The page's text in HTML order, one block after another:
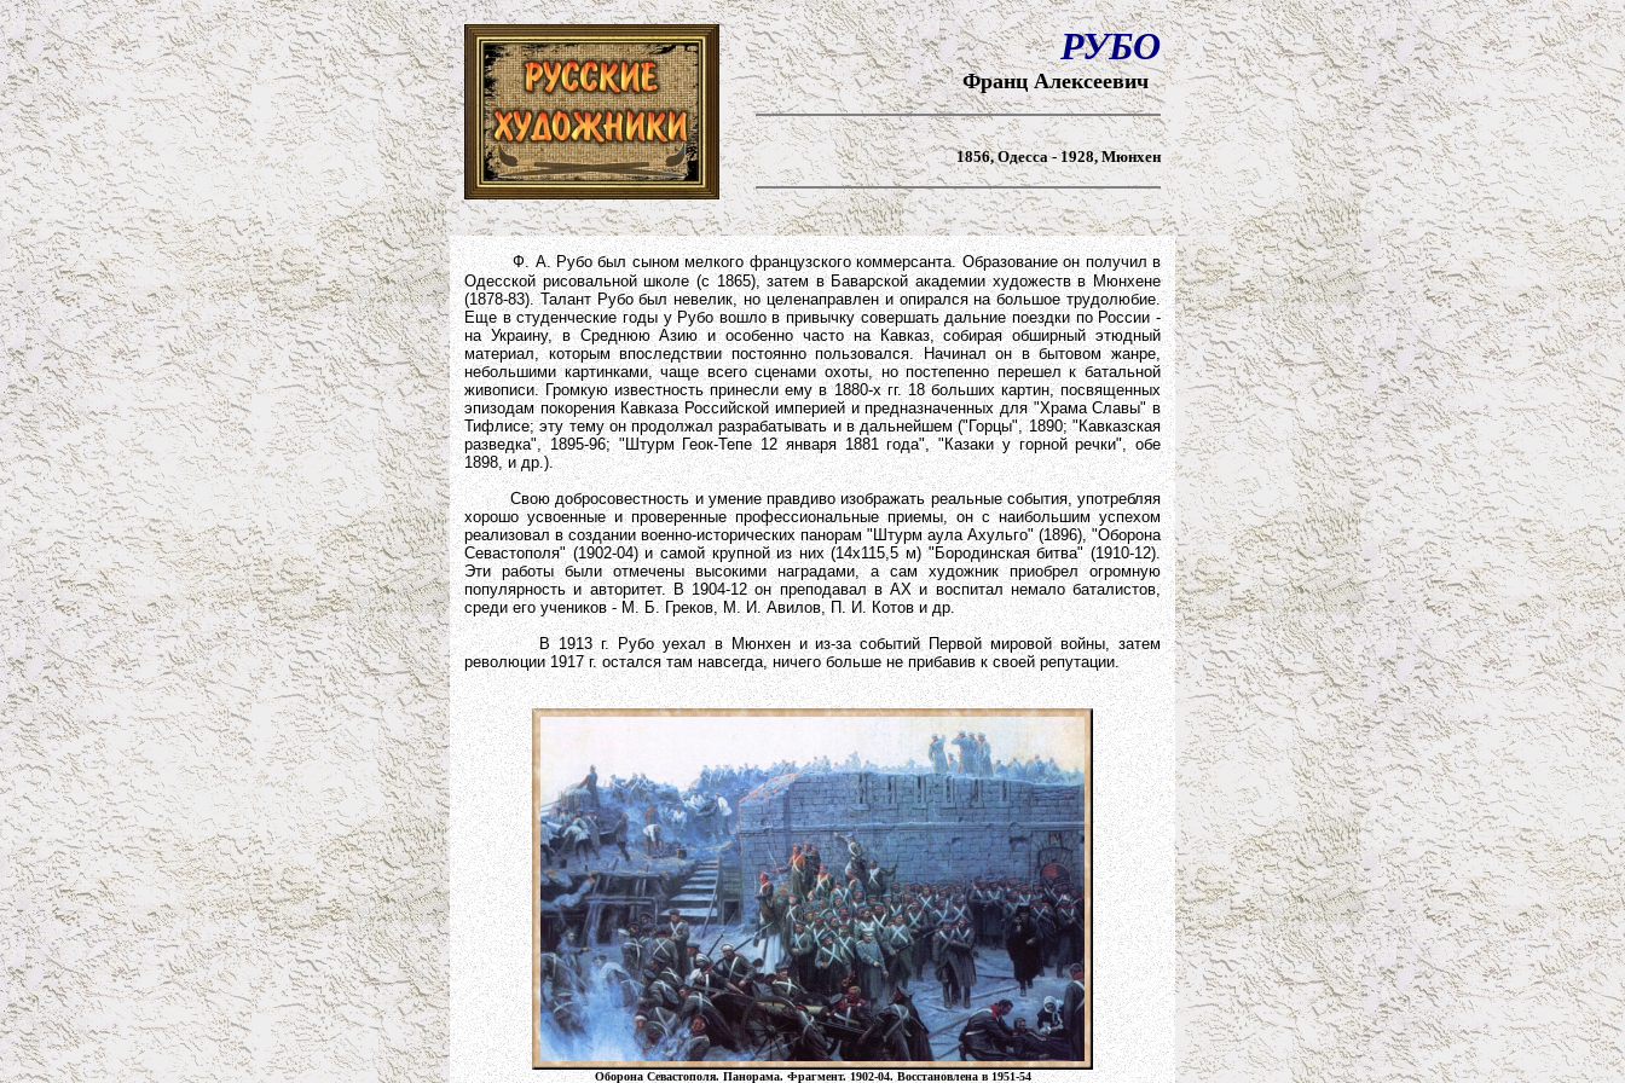
РУБО
Франц Алексеевич
1856, Одесса - 1928, Мюнхен
Ф. А. Рубо был сыном мелкого французского коммерсанта. Образование он получил в
Одесской рисовальной школе (с 1865), затем в Баварской академии художеств в Мюнхене
(1878-83). Талант Рубо был невелик, но целенаправлен и опирался на большое трудолюбие.
Еще в студенческие годы у Рубо вошло в привычку совершать дальние поездки по России -
на Украину, в Среднюю Азию и особенно часто на Кавказ, собирая обширный этюдный
материал, которым впоследствии постоянно пользовался. Начинал он в бытовом жанре,
небольшими картинками, чаще всего сценами охоты, но постепенно перешел к батальной
живописи. Громкую известность принесли ему в 1880-х гг. 18 больших картин, посвященных
эпизодам покорения Кавказа Российской империей и предназначенных для "Храма Славы" в
Тифлисе; эту тему он продолжал разрабатывать и в дальнейшем ("Горцы", 1890; "Кавказская
разведка", 1895-96; "Штурм Геок-Тепе 12 января 1881 года", "Казаки у горной речки", обе
1898, и др.).
Свою добросовестность и умение правдиво изображать реальные события, употребляя
хорошо усвоенные и проверенные профессиональные приемы, он с наибольшим успехом
реализовал в создании военно-исторических панорам "Штурм аула Ахульго" (1896), "Оборона
Севастополя" (1902-04) и самой крупной из них (14х115,5 м) "Бородинская битва" (1910-12).
Эти работы были отмечены высокими наградами, а сам художник приобрел огромную
популярность и авторитет. В 1904-12 он преподавал в АХ и воспитал немало баталистов,
среди его учеников - М. Б. Греков, М. И. Авилов, П. И. Котов и др.
В 1913 г. Рубо уехал в Мюнхен и из-за событий Первой мировой войны, затем
революции 1917 г. остался там навсегда, ничего больше не прибавив к своей репутации.
Оборона Севастополя. Панорама. Фрагмент. 1902-04. Восстановлена в 1951-54